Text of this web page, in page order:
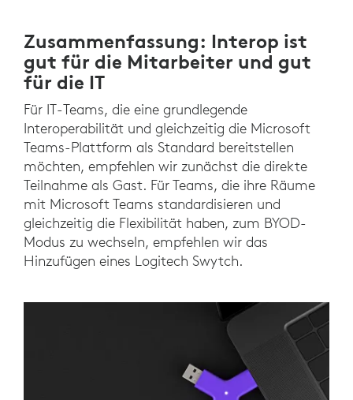
Zusammenfassung: Interop ist
gut für die Mitarbeiter und gut
für die IT
Für IT-Teams, die eine grundlegende
Interoperabilität und gleichzeitig die Microsoft
Teams-Plattform als Standard bereitstellen
möchten, empfehlen wir zunächst die direkte
Teilnahme als Gast. Für Teams, die ihre Räume
mit Microsoft Teams standardisieren und
gleichzeitig die Flexibilität haben, zum BYOD-
Modus zu wechseln, empfehlen wir das
Hinzufügen eines Logitech Swytch.